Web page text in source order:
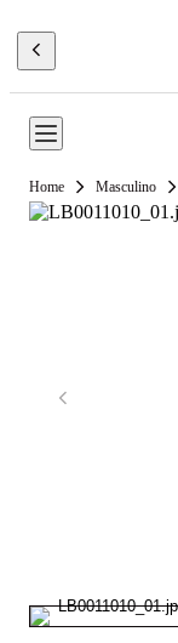
Masculino